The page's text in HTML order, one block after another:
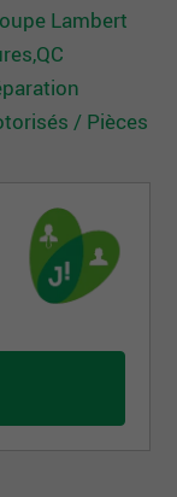
Lambert
/ Pièces